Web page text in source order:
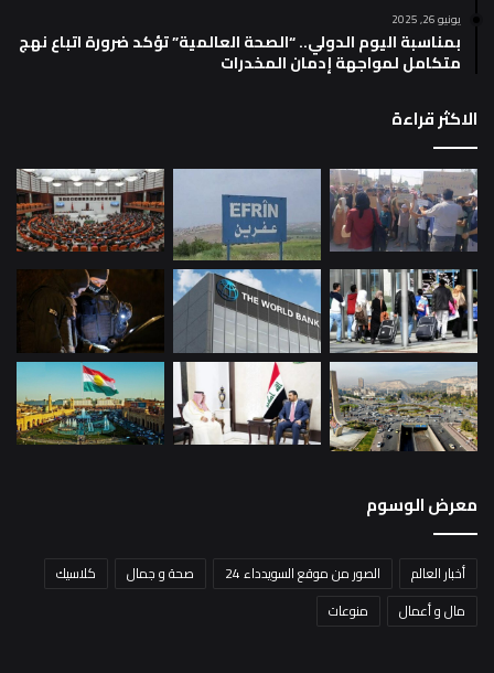
يونيو 26, 2025
بمناسبة اليوم الدولي.. “الصحة العالمية” تؤكد ضرورة اتباع نهج
متكامل لمواجهة إدمان المخدرات
الاكثر قراءة
معرض الوسوم
أخبار العالم الصور من موقع السويدداء 24 صحة و جمال
كلاسيك
مال و أعمال
منوعات